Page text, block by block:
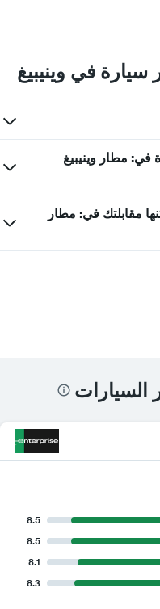
في وينيبيغ
في: مطار وينيبيغ
مقابلتك في: مطار
السيارات
8.5
8.5
8.1
8.3